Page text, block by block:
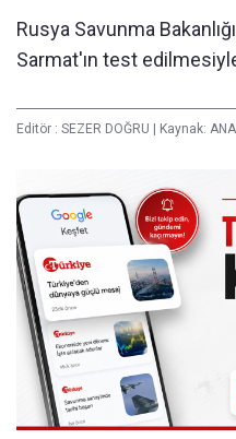
Rusya Savunma
Sarmat'ın test
Editör : SEZER DOĞRU | Kaynak: